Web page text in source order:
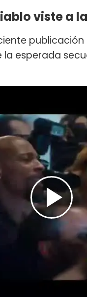
viste a
publicación
la esperada